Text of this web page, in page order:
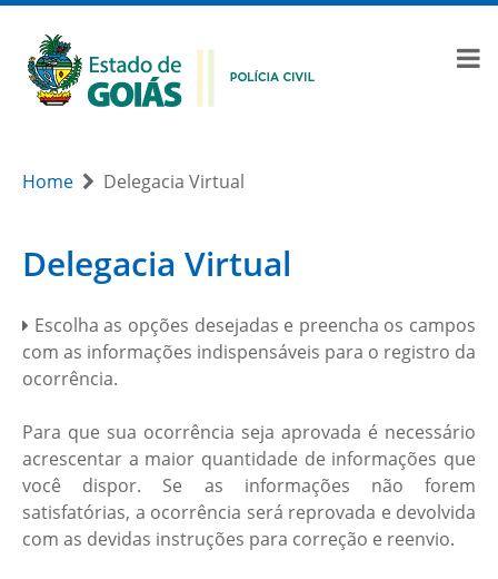
Home Delegacia Virtual
Delegacia Virtual
Escolha as opções desejadas e preencha os campos
com as informações indispensáveis para o registro da
ocorrência.
Para que sua ocorrência seja aprovada é necessário
acrescentar a maior quantidade de informações que
você dispor. Se as informações não forem
satisfatórias, a ocorrência será reprovada e devolvida
com as devidas instruções para correção e reenvio.